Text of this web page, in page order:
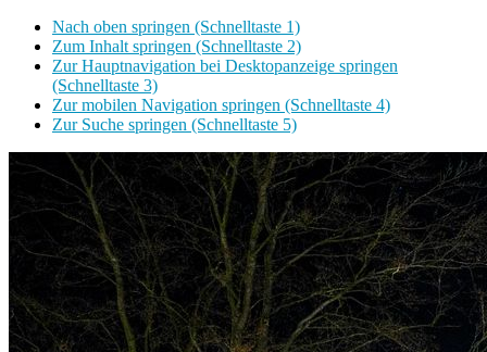
Nach oben springen (Schnelltaste 1)
Zum Inhalt springen (Schnelltaste 2)
Zur Hauptnavigation bei Desktopanzeige springen
(Schnelltaste 3)
Zur mobilen Navigation springen (Schnelltaste 4)
Zur Suche springen (Schnelltaste 5)